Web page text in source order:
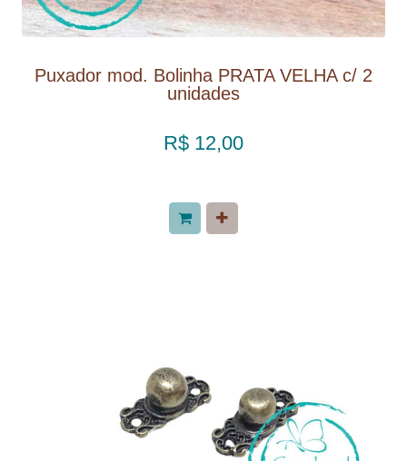
Puxador mod. Bolinha PRATA VELHA c/ 2
unidades
R$ 12,00